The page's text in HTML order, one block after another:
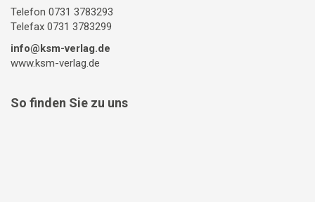
Telefon 0731 3783293
Telefax 0731 3783299
info@ksm-verlag.de
www.ksm-verlag.de
So finden Sie zu uns